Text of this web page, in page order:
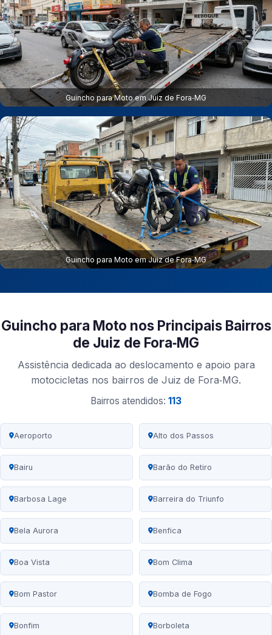
Guincho para Moto em Juiz de Fora‑MG
Guincho para Moto em Juiz de Fora‑MG
Guincho para Moto nos Principais Bairros
de Juiz de Fora‑MG
Assistência dedicada ao deslocamento e apoio para
motocicletas nos bairros de Juiz de Fora‑MG.
Bairros atendidos: 113
Aeroporto Alto dos Passos
Bairu Barão do Retiro
Barbosa Lage Barreira do Triunfo
Bela Aurora Benfica
Boa Vista Bom Clima
Bom Pastor Bomba de Fogo
Bonfim Borboleta